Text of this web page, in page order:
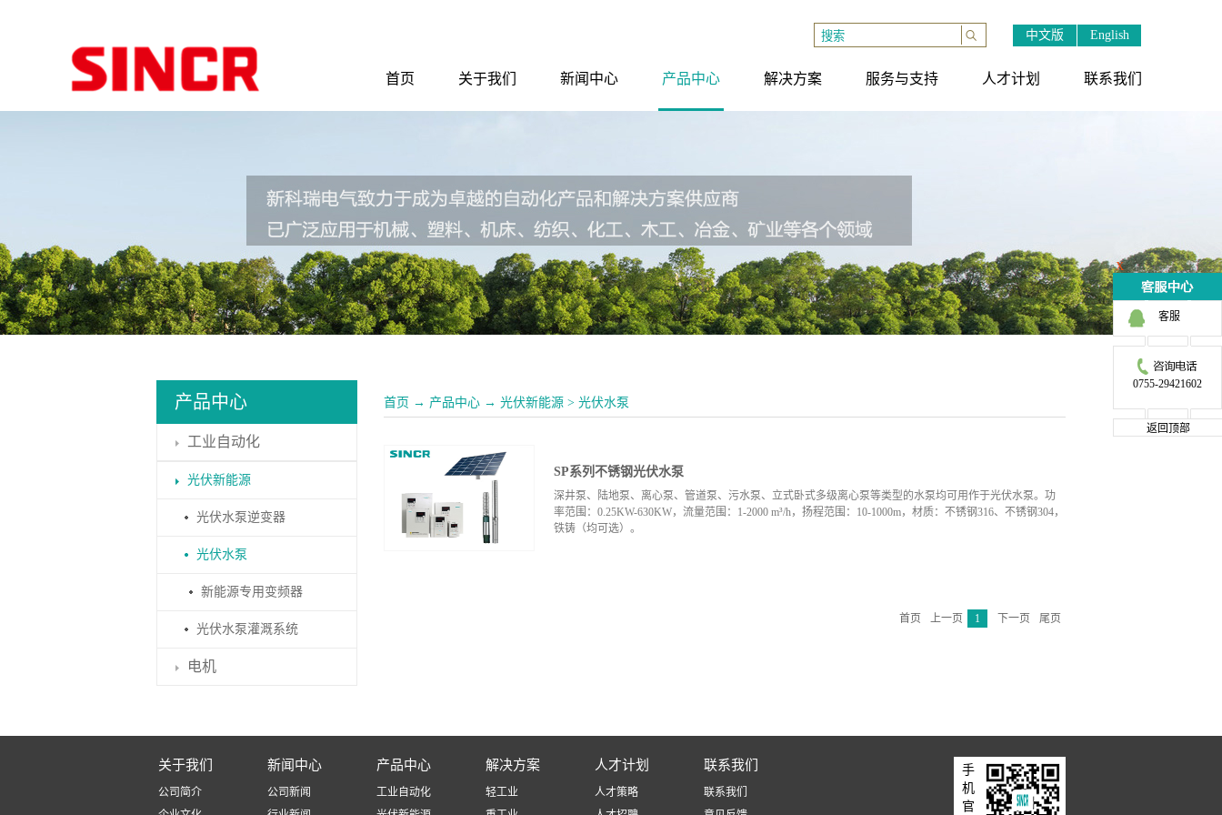
中文版 English
首页 关于我们 新闻中心 产品中心 解决方案 服务与支持 人才计划 联系我们
产品中心
工业自动化
光伏新能源
光伏水泵逆变器
光伏水泵
新能源专用变频器
光伏水泵灌溉系统
电机
首页 → 产品中心 → 光伏新能源 > 光伏水泵
SP系列不锈钢光伏水泵
深井泵、陆地泵、离心泵、管道泵、污水泵、立式卧式多级离心泵等类型的水泵均可用作于光伏水泵。功
率范围：0.25KW-630KW，流量范围：1-2000 m³/h，扬程范围：10-1000m，材质：不锈钢316、不锈钢304，
铁铸（均可选）。
首页 上一页 1 下一页 尾页
关于我们
公司简介
新闻中心
公司新闻
产品中心
工业自动化
解决方案
轻工业
人才计划
人才策略
联系我们
联系我们
手
机
官
X
客服
0755-29421602
返回顶部